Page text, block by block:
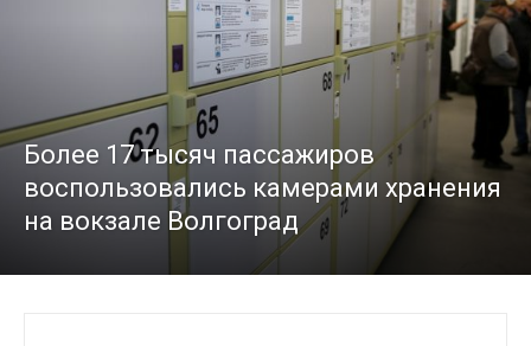
Более 17 тысяч пассажиров
воспользовались камерами хранения
на вокзале Волгоград